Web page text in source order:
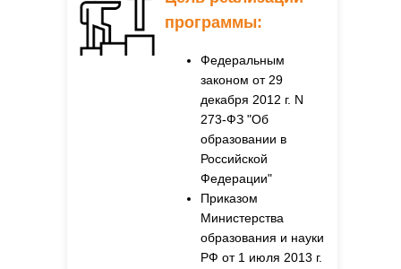
Федеральным
законом от 29
декабря 2012 г. N
273-ФЗ "Об
образовании в
Российской
Федерации"
Приказом
Министерства
образования и науки
РФ от 1 июля 2013 г.
программы: